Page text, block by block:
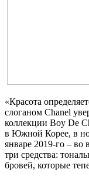
«Красота
слоганом Сhanel
коллекции Boy De
в Южной Корее, в
январе 2019-го –
три средства:
бровей, которые